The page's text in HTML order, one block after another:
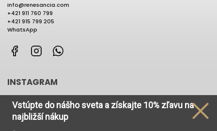
info@renesancia.com
+421 911 760 799
+421 915 799 205
WhatsApp
FacebookInstagram
INSTAGRAM
Vstúpte do nášho sveta a získajte 10% zľavu na
najbližší nákup